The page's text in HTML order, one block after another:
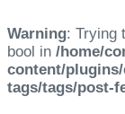
Warning: Trying
bool in /home/
content/
tags/tags/post-